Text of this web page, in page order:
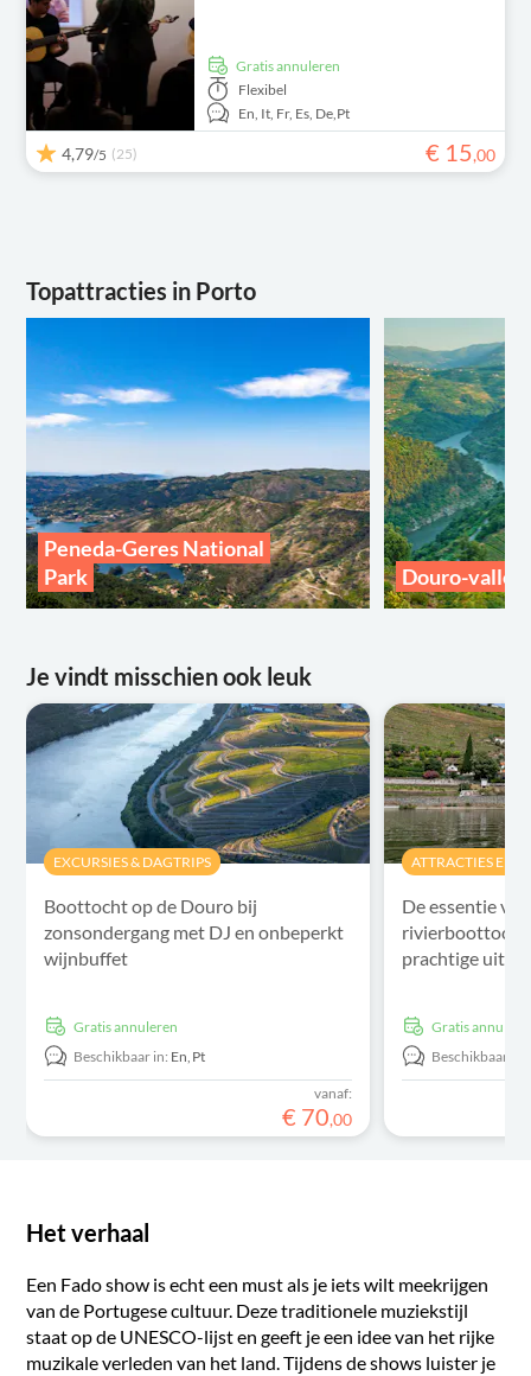
Gratis annuleren
Flexibel
En, It, Fr, Es, De,Pt
4,79/5 (25) € 15,00
Topattracties in Porto
Peneda-Geres National
Park
Douro-vallei
Je vindt misschien ook leuk
EXCURSIES & DAGTRIPS
Boottocht op de Douro bij
zonsondergang met DJ en onbeperkt
wijnbuffet
Gratis annuleren
Beschikbaar in: En,Pt
vanaf:
€ 70,00
ATTRACTIES EN
De essentie
rivierboottocht
prachtige
Gratis
Beschikbaar in:
Het verhaal
Een Fado show is echt een must als je iets wilt meekrijgen
van de Portugese cultuur. Deze traditionele muziekstijl
staat op de UNESCO-lijst en geeft je een idee van het rijke
muzikale verleden van het land. Tijdens de shows luister je